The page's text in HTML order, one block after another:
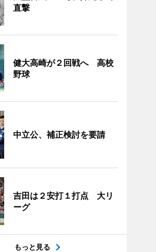
直撃
健大高崎が２回戦へ 高校
野球
中立公、補正検討を要請
吉田は２安打１打点 大リ
ーグ
もっと見る